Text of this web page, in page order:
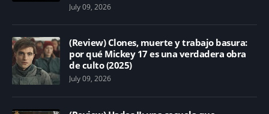
July 09, 2026
(Review) Clones, muerte y trabajo basura:
por qué Mickey 17 es una verdadera obra
de culto (2025)
July 09, 2026